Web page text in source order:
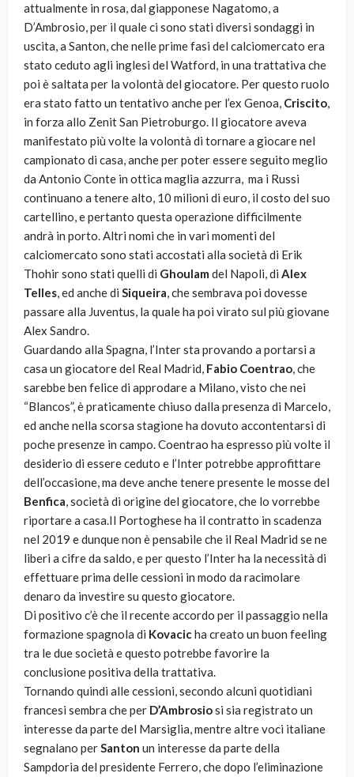
attualmente in rosa, dal giapponese Nagatomo, a
D’Ambrosio, per il quale ci sono stati diversi sondaggi in
uscita, a Santon, che nelle prime fasi del calciomercato era
stato ceduto agli inglesi del Watford, in una trattativa che
poi è saltata per la volontà del giocatore. Per questo ruolo
era stato fatto un tentativo anche per l’ex Genoa, Criscito,
in forza allo Zenit San Pietroburgo. Il giocatore aveva
manifestato più volte la volontà di tornare a giocare nel
campionato di casa, anche per poter essere seguito meglio
da Antonio Conte in ottica maglia azzurra, ma i Russi
continuano a tenere alto, 10 milioni di euro, il costo del suo
cartellino, e pertanto questa operazione difficilmente
andrà in porto. Altri nomi che in vari momenti del
calciomercato sono stati accostati alla società di Erik
Thohir sono stati quelli di Ghoulam del Napoli, di Alex
Telles, ed anche di Siqueira, che sembrava poi dovesse
passare alla Juventus, la quale ha poi virato sul più giovane
Alex Sandro.
Guardando alla Spagna, l’Inter sta provando a portarsi a
casa un giocatore del Real Madrid, Fabio Coentrao, che
sarebbe ben felice di approdare a Milano, visto che nei
“Blancos”, è praticamente chiuso dalla presenza di Marcelo,
ed anche nella scorsa stagione ha dovuto accontentarsi di
poche presenze in campo. Coentrao ha espresso più volte il
desiderio di essere ceduto e l’Inter potrebbe approfittare
dell’occasione, ma deve anche tenere presente le mosse del
Benfica, società di origine del giocatore, che lo vorrebbe
riportare a casa.Il Portoghese ha il contratto in scadenza
nel 2019 e dunque non è pensabile che il Real Madrid se ne
liberi a cifre da saldo, e per questo l’Inter ha la necessità di
effettuare prima delle cessioni in modo da racimolare
denaro da investire su questo giocatore.
Di positivo c’è che il recente accordo per il passaggio nella
formazione spagnola di Kovacicha creato un buon feeling
tra le due società e questo potrebbe favorire la
conclusione positiva della trattativa.
Tornando quindi alle cessioni, secondo alcuni quotidiani
francesi sembra che per D’Ambrosiosi sia registrato un
interesse da parte del Marsiglia, mentre altre voci italiane
segnalano perSanton un interesse da parte della
Sampdoria del presidente Ferrero, che dopo l’eliminazione